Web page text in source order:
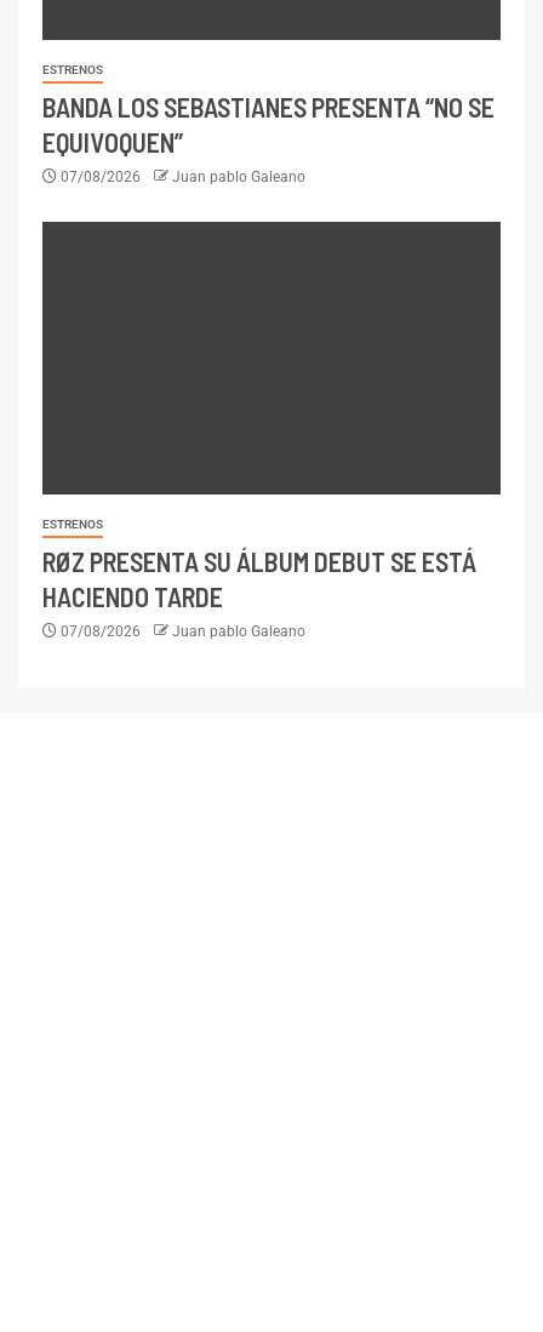
ESTRENOS
BANDA LOS SEBASTIANES PRESENTA “NO SE
EQUIVOQUEN”
07/08/2026 Juan pablo Galeano
ESTRENOS
RØZ PRESENTA SU ÁLBUM DEBUT SE ESTÁ
HACIENDO TARDE
07/08/2026 Juan pablo Galeano